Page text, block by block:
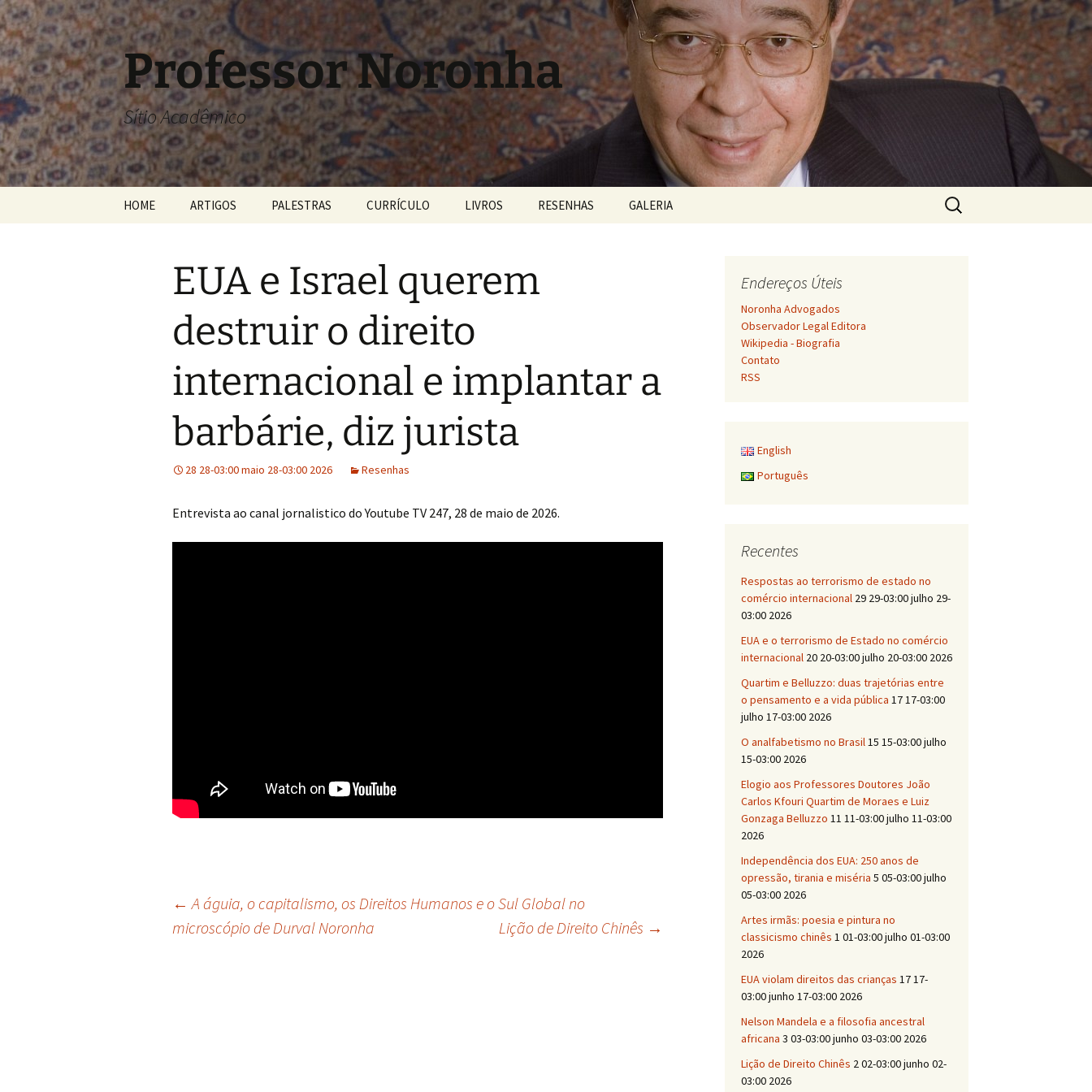
Pular
para
o
conteúdo
Professor Noronha
Sítio Acadêmico
HOME ARTIGOS PALESTRAS CURRÍCULO LIVROS RESENHAS GALERIA
Pesquisar
por:
EUA e Israel querem
destruir o direito
internacional e implantar a
barbárie, diz jurista
28 28-03:00 maio 28-03:00 2026 Resenhas
Entrevista ao canal jornalistico do Youtube TV 247, 28 de maio de 2026.
Navegação
← A águia, o capitalismo, os Direitos Humanos e o Sul Global no
microscópio de Durval Noronha
Lição de Direito Chinês →
Endereços Úteis
Noronha Advogados
Observador Legal Editora
Wikipedia - Biografia
Contato
RSS
English
Português
Recentes
Respostas ao terrorismo de estado no
comércio internacional 29 29-03:00 julho 29-
03:00 2026
EUA e o terrorismo de Estado no comércio
internacional 20 20-03:00 julho 20-03:00 2026
Quartim e Belluzzo: duas trajetórias entre
o pensamento e a vida pública 17 17-03:00
julho 17-03:00 2026
O analfabetismo no Brasil15 15-03:00 julho
15-03:00 2026
Elogio aos Professores Doutores João
Carlos Kfouri Quartim de Moraes e Luiz
Gonzaga Belluzzo 11 11-03:00 julho 11-03:00
2026
Independência dos EUA: 250 anos de
opressão, tirania e miséria 5 05-03:00 julho
05-03:00 2026
Artes irmãs: poesia e pintura no
classicismo chinês 1 01-03:00 julho 01-03:00
2026
EUA violam direitos das crianças 17 17-
03:00 junho 17-03:00 2026
Nelson Mandela e a filosofia ancestral
africana 3 03-03:00 junho 03-03:00 2026
Lição de Direito Chinês 2 02-03:00 junho 02-
03:00 2026